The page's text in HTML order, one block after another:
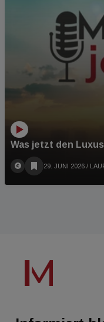
Was jetzt den
29. JUNI 2026 /